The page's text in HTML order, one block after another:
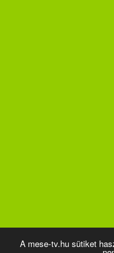
A mese-tv.hu sütiket